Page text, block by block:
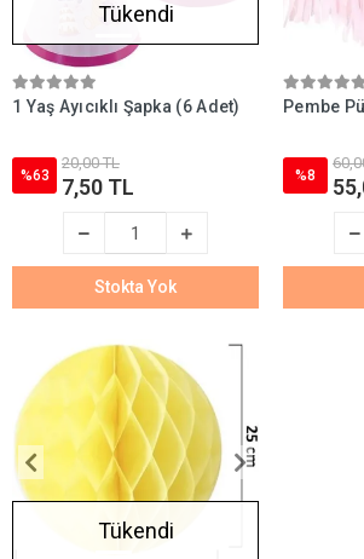
Tükendi
1 Yaş Ayıcıklı Şapka (6 Adet)
%63
20,00 TL
7,50 TL
Stokta Yok
Pembe
%8
Tükendi